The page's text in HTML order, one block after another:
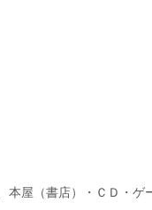
屋（書店）・ＣＤ・ゲ